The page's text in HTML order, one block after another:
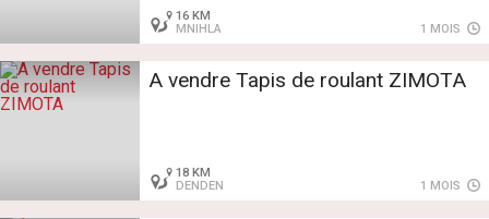
16 KM
MNIHLA
1 MOIS
A vendre Tapis de roulant ZIMOTA
18 KM
DENDEN
1 MOIS